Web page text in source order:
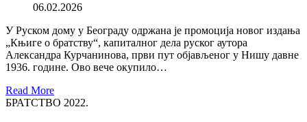
06.02.2026
У Руском дому у Београду одржана је промоција новог издања
„Књиге о братству“, капиталног дела руског аутора
Александра Курчанинова, први пут објављеног у Нишу давне
1936. године. Ово вече окупило…
Read More
БРАТСТВО 2022.